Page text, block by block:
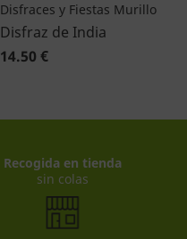
Disfraces y Fiestas Murillo
Disfraz de India
14.50 €
Recogida en tienda
sin colas